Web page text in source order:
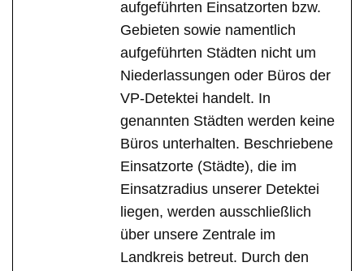
aufgeführten Einsatzorten bzw.
Gebieten sowie namentlich
aufgeführten Städten nicht um
Niederlassungen oder Büros der
VP-Detektei handelt. In
genannten Städten werden keine
Büros unterhalten. Beschriebene
Einsatzorte (Städte), die im
Einsatzradius unserer Detektei
liegen, werden ausschließlich
über unsere Zentrale im
Landkreis betreut. Durch den